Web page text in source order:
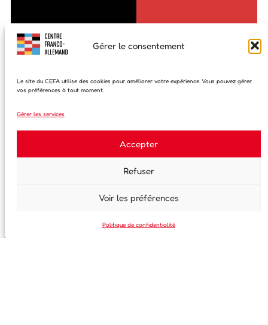
Gérer le consentement
Le site du CEFA utilise des cookies pour améliorer votre expérience. Vous pouvez gérer
vos préférences à tout moment.
Gérer les services
Accepter
Refuser
Voir les préférences
Politique de confidentialité